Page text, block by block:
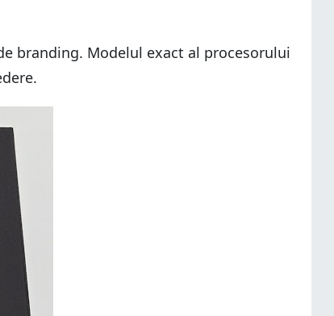
branding. Modelul exact al procesorului